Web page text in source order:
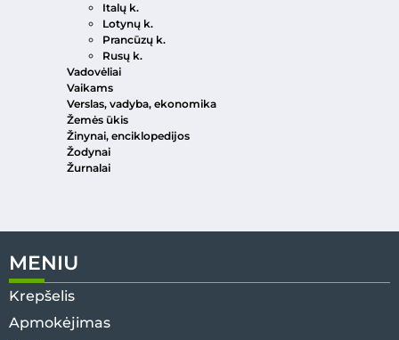
Italų k.
Lotynų k.
Prancūzų k.
Rusų k.
Vadovėliai
Vaikams
Verslas, vadyba, ekonomika
Žemės ūkis
Žinynai, enciklopedijos
Žodynai
Žurnalai
MENIU
Krepšelis
Apmokėjimas